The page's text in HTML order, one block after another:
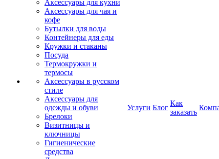
Аксессуары для кухни
Аксессуары для чая и
кофе
Бутылки для воды
Контейнеры для еды
Кружки и стаканы
Посуда
Термокружки и
термосы
Аксессуары в русском
стиле
Аксессуары для
одежды и обуви
Брелоки
Визитницы и
ключницы
Гигиенические
средства
Услуги Блог
Как
заказать